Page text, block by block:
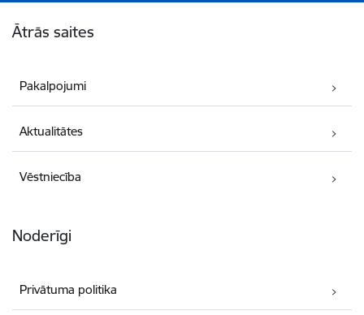
Ātrās saites
Pakalpojumi
Aktualitātes
Vēstniecība
Noderīgi
Privātuma politika